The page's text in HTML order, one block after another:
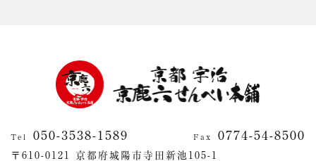
Tel 050-3538-1589 Fax 0774-54-8500
〒610-0121 京都府城陽市寺田新池105-1